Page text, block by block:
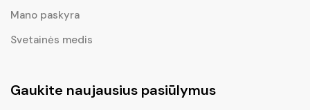
Mano paskyra
Svetainės medis
Gaukite naujausius pasiūlymus